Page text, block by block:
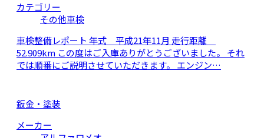
カテゴリー
その他車検
車検整備レポート 年式 平成21年11月 走行距離
52.909km この度はご入庫ありがとうございました。 それ
では順番にご説明させていただきます。 エンジン…
鈑金・塗装
メーカー